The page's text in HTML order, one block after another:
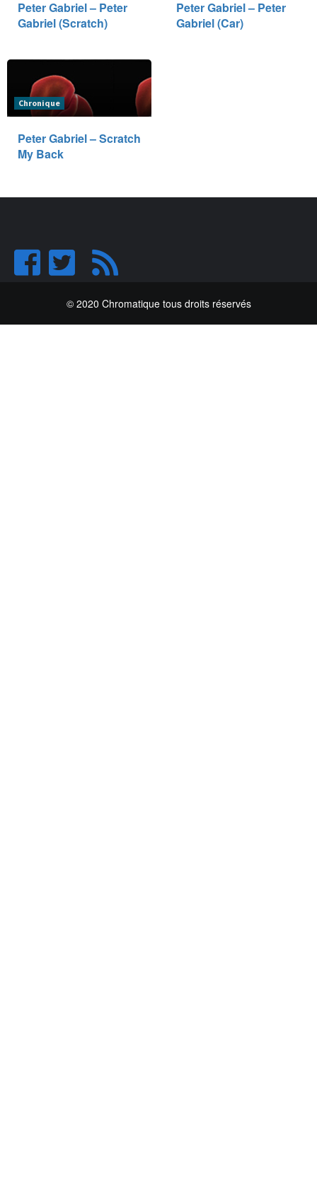
Peter Gabriel – Peter
Gabriel (Scratch)
Peter Gabriel – Peter
Gabriel (Car)
Chronique
Peter Gabriel – Scratch
My Back
© 2020 Chromatique tous droits réservés